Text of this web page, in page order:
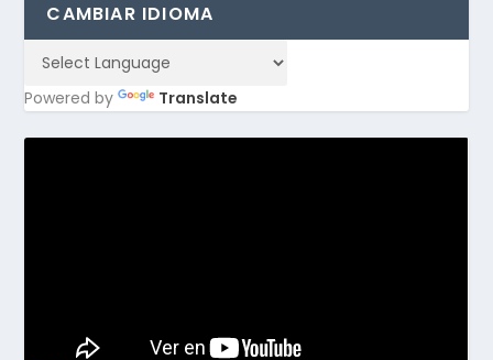
CAMBIAR IDIOMA
Powered by Translate